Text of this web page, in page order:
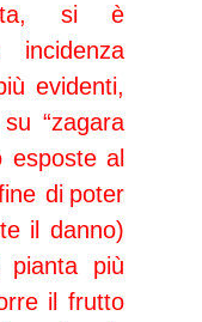
si è
evidenti,
“zagara
esposte al
di poter
il danno)
pianta più
rre il frutto